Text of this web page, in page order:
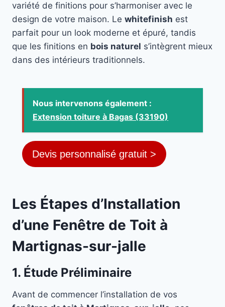
variété de finitions pour s’harmoniser avec le
design de votre maison. Le whitefinish est
parfait pour un look moderne et épuré, tandis
que les finitions en bois naturel s’intègrent mieux
dans des intérieurs traditionnels.
Nous intervenons également :
Extension toiture à Bagas (33190)
Devis personnalisé gratuit >
Les Étapes d’Installation
d’une Fenêtre de Toit à
Martignas-sur-jalle
1. Étude Préliminaire
Avant de commencer l’installation de vos